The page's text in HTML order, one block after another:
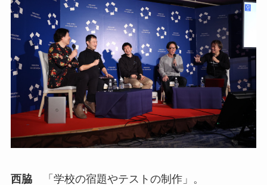
西脇「学校の宿題やテストの制作」。